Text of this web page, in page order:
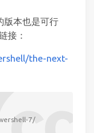
版本也是可行
接：
the-next-
7/